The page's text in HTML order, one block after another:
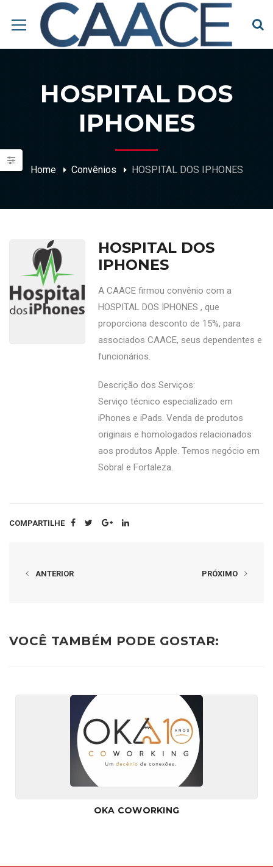
HOSPITAL DOS
IPHONES
Home Convênios HOSPITAL DOS IPHONES
HOSPITAL DOS
IPHONES
A CAACE firmou convênio com a
HOSPITAL DOS IPHONES , que
proporciona desconto de 15%, para
associados CAACE, seus dependentes e
funcionários.
Descrição dos Serviços:
Serviço técnico especializado em
iPhones e iPads. Venda de produtos
originais e homologados relacionados
aos produtos Apple. Temos negócio em
Sobral e Fortaleza.
COMPARTILHE
ANTERIOR PRÓXIMO
VOCÊ TAMBÉM PODE GOSTAR:
OKA COWORKING